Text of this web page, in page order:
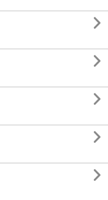




